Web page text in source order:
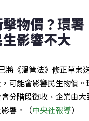
物價？環
影響不大
將《溫管法》修正草案
可能會影響民生物價
分階段徵收、企業由
響。（中央社報導）